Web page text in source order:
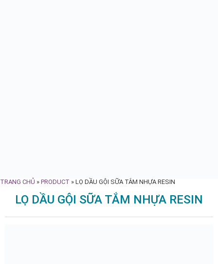
TRANG CHỦ » PRODUCT » LỌ DẦU GỘI SỮA TẮM NHỰA RESIN
LỌ DẦU GỘI SỮA TẮM NHỰA RESIN